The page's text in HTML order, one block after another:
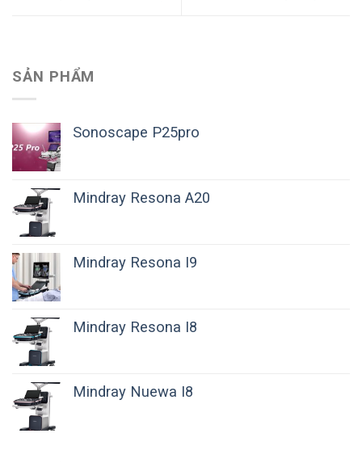
SẢN PHẨM
Sonoscape P25pro
Mindray Resona A20
Mindray Resona I9
Mindray Resona I8
Mindray Nuewa I8